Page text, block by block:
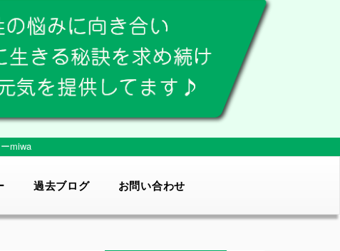
miwa
過去ブログ お問い合わせ